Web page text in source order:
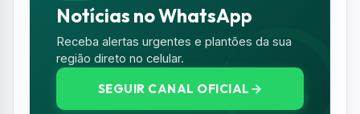
Notícias no WhatsApp
Receba alertas urgentes e plantões da sua
região direto no celular.
SEGUIR CANAL OFICIAL